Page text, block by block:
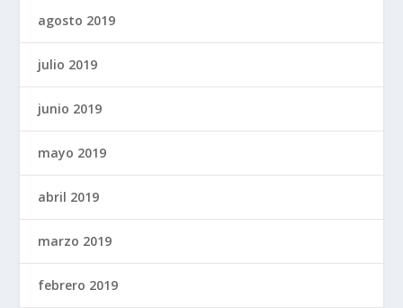
agosto 2019
julio 2019
junio 2019
mayo 2019
abril 2019
marzo 2019
febrero 2019